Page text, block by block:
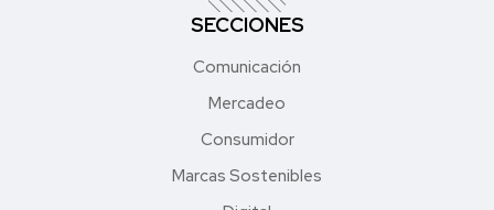
SECCIONES
Comunicación
Mercadeo
Consumidor
Marcas Sostenibles